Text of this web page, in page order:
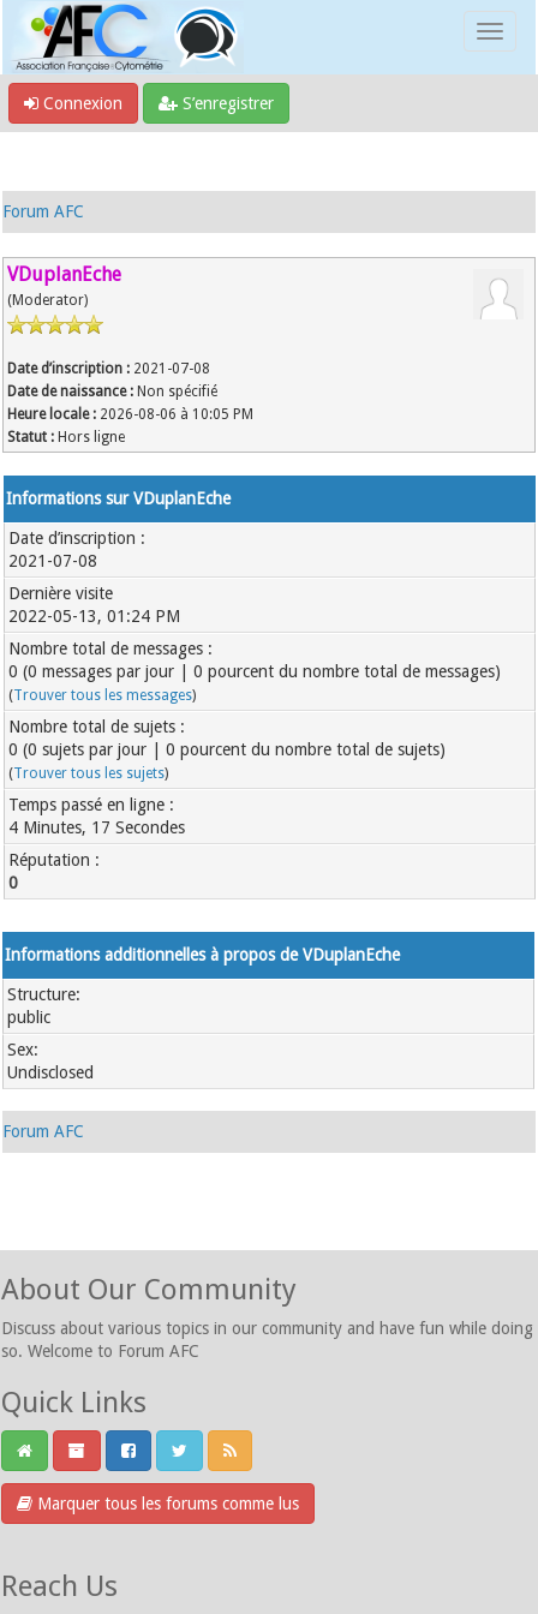
Connexion S’enregistrer
Forum AFC
VDuplanEche
(Moderator)
Date d’inscription : 2021-07-08
Date de naissance : Non spécifié
Heure locale : 2026-08-06 à 10:05 PM
Statut : Hors ligne
Informations sur VDuplanEche
Date d’inscription :
2021-07-08
Dernière visite
2022-05-13, 01:24 PM
Nombre total de messages :
0 (0 messages par jour | 0 pourcent du nombre total de messages)
(Trouver tous les messages)
Nombre total de sujets :
0 (0 sujets par jour | 0 pourcent du nombre total de sujets)
(Trouver tous les sujets)
Temps passé en ligne :
4 Minutes, 17 Secondes
Réputation :
0
Informations additionnelles à propos de VDuplanEche
Structure:
public
Sex:
Undisclosed
Forum AFC
About Our Community
Discuss about various topics in our community and have fun while doing
so. Welcome to Forum AFC
Quick Links
Marquer tous les forums comme lus
Reach Us